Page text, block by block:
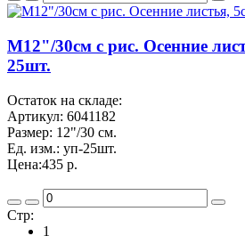
M12"/30см с рис. Осенние
25шт.
Остаток на складе:
Артикул: 6041182
Размер: 12"/30 см.
Ед. изм.: уп-25шт.
Цена:435 р.
Стр:
1